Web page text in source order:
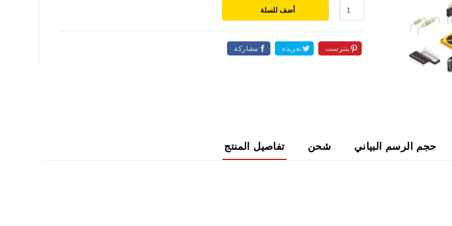
أضف للسلة
مشاركة تغريدة بنترست
تفاصيل المنتج شحن حجم الرسم البياني